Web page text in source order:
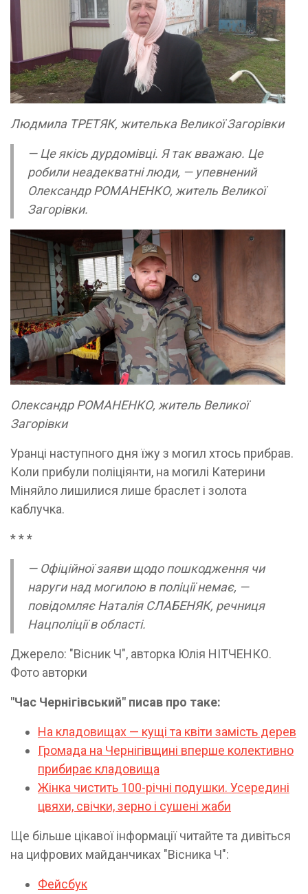
Людмила ТРЕТЯК, жителька Великої Загорівки
— Це якісь дурдомівці. Я так вважаю. Це
робили неадекватні люди, — упевнений
Олександр РОМАНЕНКО, житель Великої
Загорівки.
Олександр РОМАНЕНКО, житель Великої
Загорівки
Уранці наступного дня їжу з могил хтось прибрав.
Коли прибули поліціянти, на могилі Катерини
Міняйло лишилися лише браслет і золота
каблучка.
* * *
— Офіційної заяви щодо пошкодження чи
наруги над могилою в поліції немає, —
повідомляє Наталія СЛАБЕНЯК, речниця
Нацполіції в області.
Джерело: "Вісник Ч", авторка Юлія НІТЧЕНКО.
Фото авторки
"Час Чернігівський" писав про таке:
На кладовищах — кущі та квіти замість дерев
Громада на Чернігівщині вперше колективно
прибирає кладовища
Жінка чистить 100-річні подушки. Усередині
цвяхи, свічки, зерно і сушені жаби
Ще більше цікавої інформації читайте та дивіться
на цифрових майданчиках "Вісника Ч":
Фейсбук